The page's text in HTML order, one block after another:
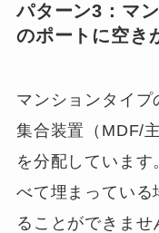
パターン3：マ
のポートに空き
マンションタイプ
集合装置（MDF/
を分配していま
べて埋まっている
ることができませ